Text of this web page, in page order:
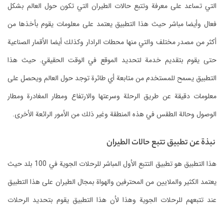
التي تساعد على معرفة وتتبع حالات الطيران التي تكون حول العالم بشكل
فعال وأيضا مباشر حيث هذا التطبيق يعتمد على معلومات يقوم بأخذها من
أكثر من مصدر مختلف والتي منها محطات الرادار وكذلك أيضا الأقمار الصناعية
حتى يقوم بتقديم خدمة لتحديد الموقع في الوقت الحقيقي. حيث هذا
التطبيق يسمح للمستخدم من متابعة أي طائرة توجد حول العالم ويحصل على
معلومات دقيقة عن طريق الرحلة وسرعتها والارتفاع ومطار المغادرة ومطار
الوصول وحالة الطقس في هذه المنطقة وغير ذلك من الأمور الرائعة الأخرى.
نبذة عن تطبيق تتبع حالات الطيران
هذا التطبيق هو تطبيق التتبع الأول المباشر للرحلات الجوية في 100 بلد حيث
يعتمد الكثير والملايين من المحترفين والهواة بمجال الطيران على هذا التطبيق
عند تتبعهم للرحلات الجوية وهذا لأن هذا التطبيق يقوم بتحديد الرحلات